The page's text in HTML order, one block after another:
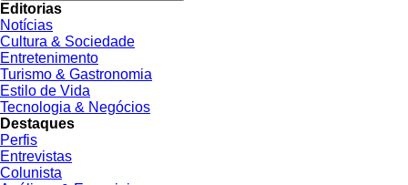
Editorias
Notícias
Cultura & Sociedade
Entretenimento
Turismo & Gastronomia
Estilo de Vida
Tecnologia & Negócios
Destaques
Perfis
Entrevistas
Colunista